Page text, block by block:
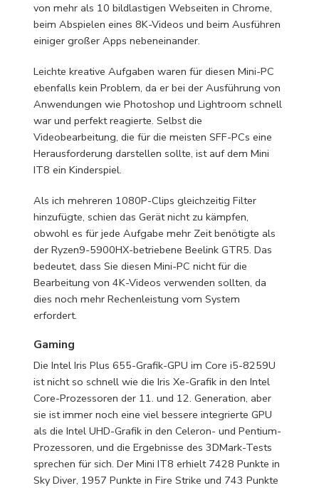
von mehr als 10 bildlastigen Webseiten in Chrome,
beim Abspielen eines 8K-Videos und beim Ausführen
einiger großer Apps nebeneinander.
Leichte kreative Aufgaben waren für diesen Mini-PC
ebenfalls kein Problem, da er bei der Ausführung von
Anwendungen wie Photoshop und Lightroom schnell
war und perfekt reagierte. Selbst die
Videobearbeitung, die für die meisten SFF-PCs eine
Herausforderung darstellen sollte, ist auf dem Mini
IT8 ein Kinderspiel.
Als ich mehreren 1080P-Clips gleichzeitig Filter
hinzufügte, schien das Gerät nicht zu kämpfen,
obwohl es für jede Aufgabe mehr Zeit benötigte als
der Ryzen9-5900HX-betriebene Beelink GTR5. Das
bedeutet, dass Sie diesen Mini-PC nicht für die
Bearbeitung von 4K-Videos verwenden sollten, da
dies noch mehr Rechenleistung vom System
erfordert.
Gaming
Die Intel Iris Plus 655-Grafik-GPU im Core i5-8259U
ist nicht so schnell wie die Iris Xe-Grafik in den Intel
Core-Prozessoren der 11. und 12. Generation, aber
sie ist immer noch eine viel bessere integrierte GPU
als die Intel UHD-Grafik in den Celeron- und Pentium-
Prozessoren, und die Ergebnisse des 3DMark-Tests
sprechen für sich. Der Mini IT8 erhielt 7428 Punkte in
Sky Diver, 1957 Punkte in Fire Strike und 743 Punkte